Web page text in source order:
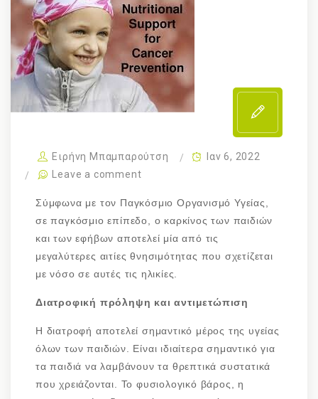
Ειρήνη Μπαμπαρούτση
Ιαν 6, 2022
Leave a comment
Σύμφωνα με τον Παγκόσμιο Οργανισμό Υγείας,
σε παγκόσμιο επίπεδο, ο καρκίνος των παιδιών
και των εφήβων αποτελεί μία από τις
μεγαλύτερες αιτίες θνησιμότητας που σχετίζεται
με νόσο σε αυτές τις ηλικίες.
Διατροφική πρόληψη και αντιμετώπιση
Η διατροφή αποτελεί σημαντικό μέρος της υγείας
όλων των παιδιών. Είναι ιδιαίτερα σημαντικό για
τα παιδιά να λαμβάνουν τα θρεπτικά συστατικά
που χρειάζονται. Το φυσιολογικό βάρος, η